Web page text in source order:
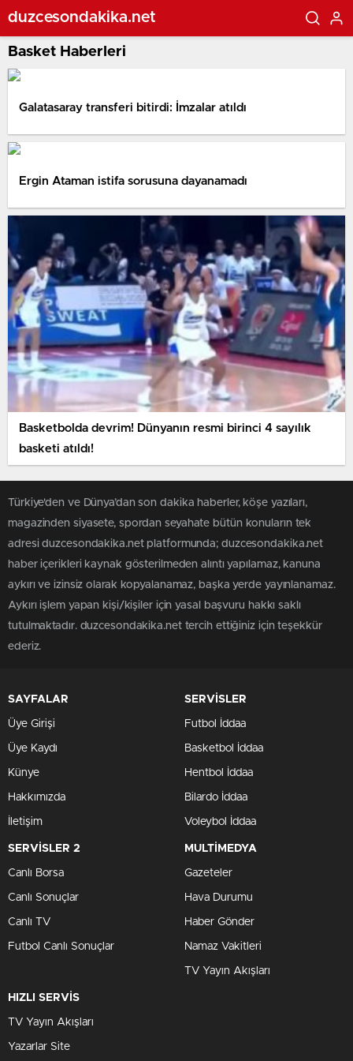
duzcesondakika.net
Basket Haberleri
Galatasaray transferi bitirdi: İmzalar atıldı
Ergin Ataman istifa sorusuna dayanamadı
Basketbolda devrim! Dünyanın resmi birinci 4 sayılık
basketi atıldı!
Türkiye'den ve Dünya’dan son dakika haberler, köşe yazıları,
magazinden siyasete, spordan seyahate bütün konuların tek
adresi duzcesondakika.net platformunda; duzcesondakika.net
haber içerikleri kaynak gösterilmeden alıntı yapılamaz, kanuna
aykırı ve izinsiz olarak kopyalanamaz, başka yerde yayınlanamaz.
Aykırı işlem yapan kişi/kişiler için yasal başvuru hakkı saklı
tutulmaktadır. duzcesondakika.net tercih ettiğiniz için teşekkür
ederiz.
SAYFALAR
Üye Girişi
Üye Kaydı
Künye
Hakkımızda
İletişim
SERVİSLER
Futbol İddaa
Basketbol İddaa
Hentbol İddaa
Bilardo İddaa
Voleybol İddaa
SERVİSLER 2
Canlı Borsa
Canlı Sonuçlar
Canlı TV
Futbol Canlı Sonuçlar
MULTİMEDYA
Gazeteler
Hava Durumu
Haber Gönder
Namaz Vakitleri
TV Yayın Akışları
HIZLI SERVİS
TV Yayın Akışları
Yazarlar Site